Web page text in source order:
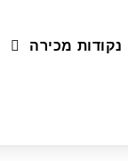
נקודות מכירה